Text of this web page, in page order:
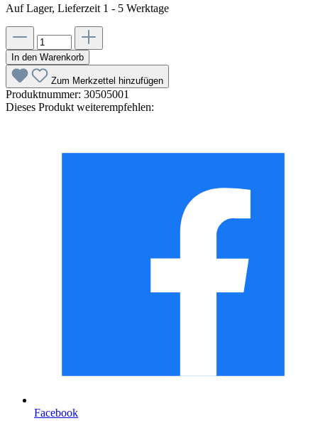
Auf Lager, Lieferzeit 1 - 5 Werktage
In den Warenkorb
Zum Merkzettel hinzufügen
Produktnummer: 30505001
Dieses Produkt weiterempfehlen:
Facebook